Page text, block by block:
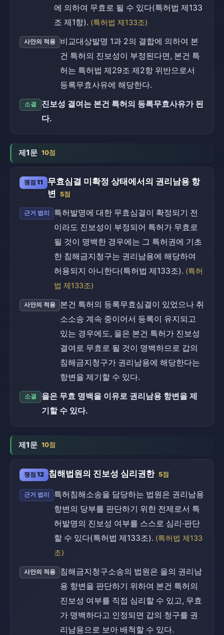
에 의하여 무효로 될 수 있다(특허법 제133
조 제1항). (특허법 제133조)
사안의 적용
비교대상발명 1과 2의 결합에 의하여 본
건 특허의 진보성이 부정된다면, 본건 특
허는 특허법 제29조 제2항 위반으로서
등록무효사유에 해당한다.
소결
진보성 결여는 본건 특허의 등록무효사유가 된
다.
제1문 10점
쟁점 11
무효심결 미확정 상태에서의 권리남용 항
변
5점
근거 법리
특허발명에 대한 무효심결이 확정되기 전
이라도 진보성이 부정되어 특허가 무효로
될 것이 명백한 경우에는 그 특허권에 기초
한 침해금지청구는 권리남용에 해당하여
허용되지 아니한다(특허법 제133조). (특허
법 제133조)
사안의 적용
본건 특허의 등록무효심결이 있었으나 취
소소송 계속 중이어서 등록이 유지되고
있는 경우에도, 을은 본건 특허가 진보성
결여로 무효로 될 것이 명백하므로 갑의
침해금지청구가 권리남용에 해당한다는
항변을 제기할 수 있다.
소결
을은 무효 명백을 이유로 권리남용 항변을 제
기할 수 있다.
제1문 10점
쟁점 12 침해법원의 진보성 심리권한 5점
근거 법리
특허침해소송을 담당하는 법원은 권리남용
항변의 당부를 판단하기 위한 전제로서 특
허발명의 진보성 여부를 스스로 심리·판단
할 수 있다(특허법 제133조). (특허법 제133
조)
사안의 적용
침해금지청구소송의 법원은 을의 권리남
용 항변을 판단하기 위하여 본건 특허의
진보성 여부를 직접 심리할 수 있고, 무효
가 명백하다고 인정되면 갑의 청구를 권
리남용으로 보아 배척할 수 있다.